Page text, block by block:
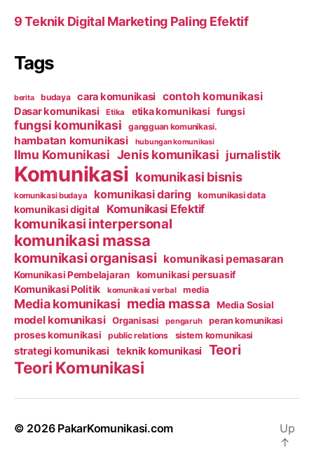
9 Teknik Digital Marketing Paling Efektif
Tags
berita budaya cara komunikasi contoh komunikasi
Dasar komunikasi Etika etika komunikasi fungsi
fungsi komunikasi gangguan komunikasi.
hambatan komunikasi hubungan komunikasi
Ilmu Komunikasi Jenis komunikasi jurnalistik
Komunikasi komunikasi bisnis
komunikasi budaya komunikasi daring komunikasi data
komunikasi digital Komunikasi Efektif
komunikasi interpersonal
komunikasi massa
komunikasi organisasi komunikasi pemasaran
Komunikasi Pembelajaran komunikasi persuasif
Komunikasi Politik komunikasi verbal media
Media komunikasi media massa Media Sosial
model komunikasi Organisasi pengaruh peran komunikasi
proses komunikasi public relations sistem komunikasi
strategi komunikasi teknik komunikasi Teori
Teori Komunikasi
© 2026 PakarKomunikasi.com
Up
↑